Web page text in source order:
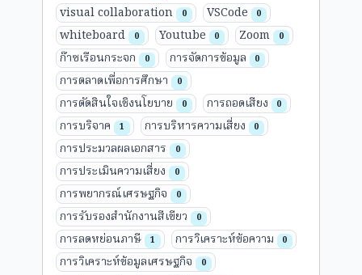
visual collaboration 0 VSCode 0
whiteboard 0 Youtube 0 Zoom 0
ก๊าซเรือนกระจก 0 การจัดการข้อมูล 0
การตลาดเพื่อการศึกษา 0
การตัดสินใจเชิงนโยบาย 0 การถอดเสียง 0
การบริจาค 1 การบริหารความเสี่ยง 0
การประมวลผลเอกสาร 0
การประเมินความเสี่ยง 0
การพยากรณ์เศรษฐกิจ 0
การรับรองสำนักงานสีเขียว 0
การลดหย่อนภาษี 1 การวิเคราะห์ข้อความ 0
การวิเคราะห์ข้อมูลเศรษฐกิจ 0